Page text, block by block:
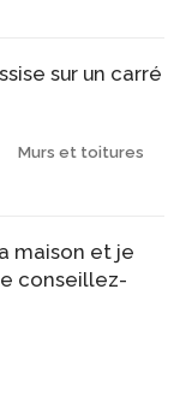
sur un carré
Murs et toitures
maison et je
conseillez-